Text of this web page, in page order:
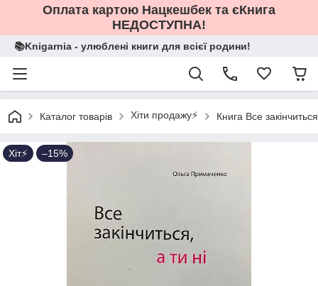
Оплата картою Нацкешбек та єКнига
НЕДОСТУПНА!
📚Knigarnia - улюблені книги для всієї родини!
Каталог товарів Хіти продажу⚡️ Книга Все
Хіт⚡️ –15%